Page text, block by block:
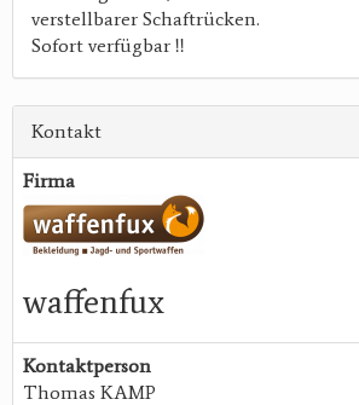
verstellbarer Schaftrücken.
Sofort verfügbar !!
Kontakt
Firma
waffenfux
Kontaktperson
Thomas KAMP